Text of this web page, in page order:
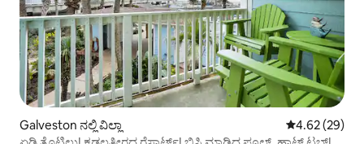
Galveston ನಲ್ಲಿ ವಿಲ್ಲಾ 5 ರಲ್ಲಿ 4.62
4.62 (29)